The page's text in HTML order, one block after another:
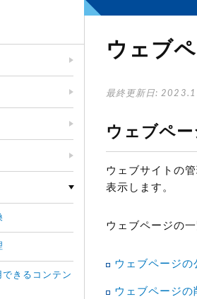
ウェブ
最終更新日:
ウェブペ
ウェブサイトの
表示します。
ウェブページの
ウェブページの
ウェブページの
きるコンテン